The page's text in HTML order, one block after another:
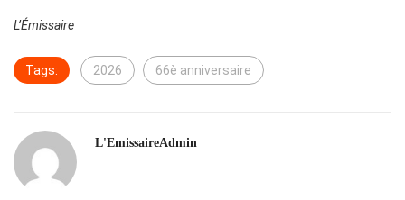
L’Émissaire
Tags: 2026 66è anniversaire
L'EmissaireAdmin